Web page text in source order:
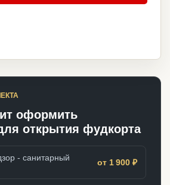
оформить
открытия фудкорта
- санитарный
от 1 900 ₽